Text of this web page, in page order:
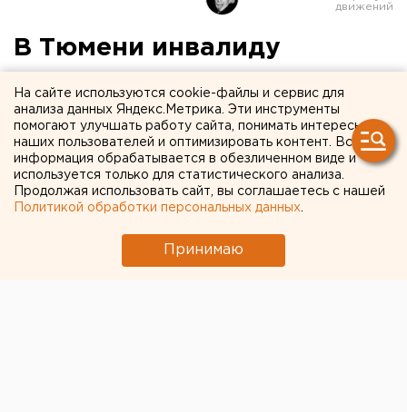
В Тюмени инвалиду
пришлось ползти по
лестнице в банк
«Открытие»
На сайте используются cookie-файлы и сервис для
анализа данных Яндекс.Метрика. Эти инструменты
помогают улучшать работу сайта, понимать интересы
наших пользователей и оптимизировать контент. Вся
информация обрабатывается в обезличенном виде и
используется только для статистического анализа.
Продолжая использовать сайт, вы соглашаетесь с нашей
Политикой обработки персональных данных
Принимаю